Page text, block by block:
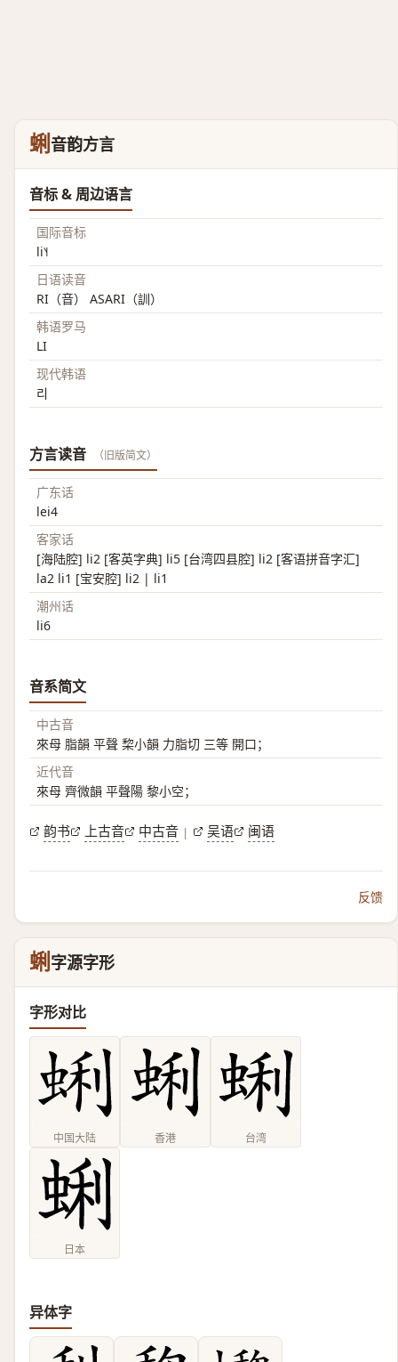
蜊 音韵方言
音标 & 周边语言
国际音标
li˥˧
日语读音
RI（音） ASARI（訓）
韩语罗马
LI
现代韩语
리
方言读音 （旧版简文）
广东话
lei4
客家话
[海陆腔] li2 [客英字典] li5 [台湾四县腔] li2 [客语拼音字汇]
la2 li1 [宝安腔] li2 | li1
潮州话
li6
音系简文
中古音
來母 脂韻 平聲 棃小韻 力脂切 三等 開口；
近代音
來母 齊微韻 平聲陽 黎小空；
韵书 上古音 中古音 | 吴语 闽语
反馈
蜊 字源字形
字形对比
中国大陆 香港 台湾
日本
异体字